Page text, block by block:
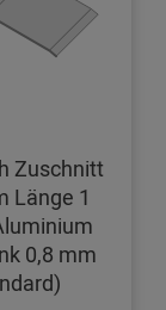
Zuschnitt
Länge 1
0,8 mm